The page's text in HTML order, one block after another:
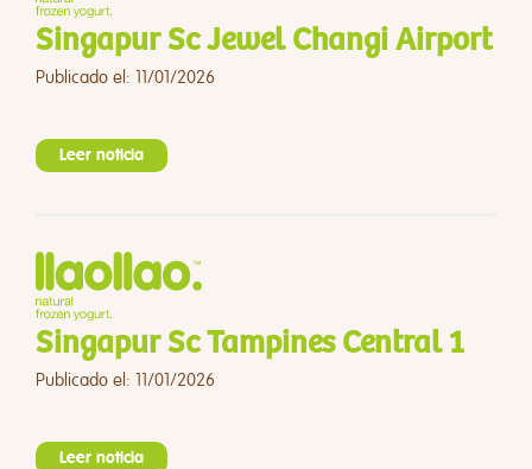
Singapur Sc Jewel Changi Airport
Publicado el: 11/01/2026
Leer noticia
Singapur Sc Tampines Central 1
Publicado el: 11/01/2026
Leer noticia